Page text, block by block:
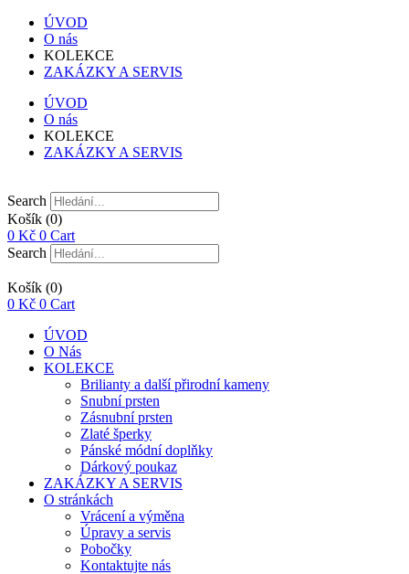
ÚVOD
O nás
KOLEKCE
ZAKÁZKY A SERVIS
ÚVOD
O nás
KOLEKCE
ZAKÁZKY A SERVIS
Search
Košík (0)
0 Kč 0 Cart
Search
Košík (0)
0 Kč 0 Cart
ÚVOD
O Nás
KOLEKCE
Brilianty a další přirodní kameny
Snubní prsten
Zásnubní prsten
Zlaté šperky
Pánské módní doplňky
Dárkový poukaz
ZAKÁZKY A SERVIS
O stránkách
Vrácení a výměna
Úpravy a servis
Pobočky
Kontaktujte nás